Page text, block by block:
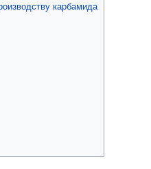
карбамида